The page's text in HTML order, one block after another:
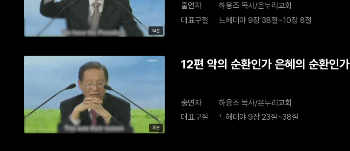
34분
출연자
하용조 목사/온누리교회
대표구절
느헤미야 9장 38절~10장 8절
39분
12편 악의 순환인가 은혜의 순환인가
출연자
하용조 목사/온누리교회
대표구절
느헤미야 9장 23절~38절